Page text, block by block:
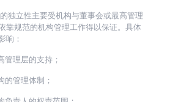
立性主要受机构与董事会或最高管理
靠规范的机构管理工作得以保证。具体
响：
理层的支持；
管理体制；